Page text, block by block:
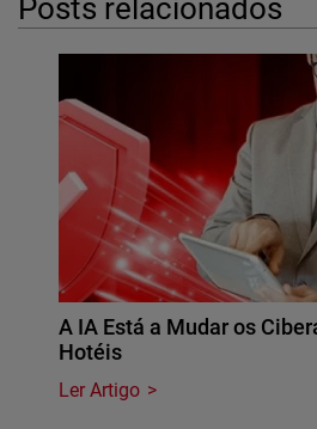
Posts relacionados
A IA Está a Mudar os
Hotéis
Ler Artigo